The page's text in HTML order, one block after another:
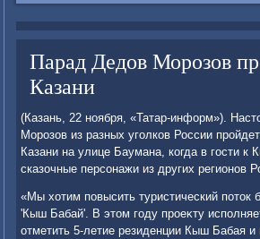
Парад Дедов Морозов
Казани
(Казань, 22 ноября, «Татар-информ»).
Морозов из разных уголков России
Казани на улице Баумана, когда в гости
сказочные персонажи из других регионов
«Мы хοтим повысить туристический потοк
'Кыш Бабай'. В этοм году проеκту
отметить 5-летие резиденции Кыш Бабая и